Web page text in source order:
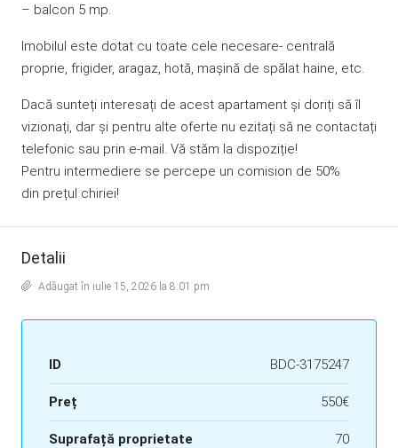
– balcon 5 mp.
Imobilul este dotat cu toate cele necesare- centrală
proprie, frigider, aragaz, hotă, mașină de spălat haine, etc.
Dacă sunteți interesați de acest apartament și doriți să îl
vizionați, dar și pentru alte oferte nu ezitați să ne contactați
telefonic sau prin e-mail. Vă stăm la dispoziție!
Pentru intermediere se percepe un comision de 50%
din prețul chiriei!
Detalii
Adăugat în iulie 15, 2026 la 8:01 pm
ID BDC-3175247
Preț 550€
Suprafață proprietate 70